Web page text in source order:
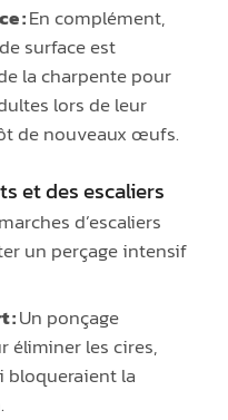
:En complément,
surface est
la charpente pour
lors de leur
de nouveaux œufs.
et des escaliers
d’escaliers
un perçage intensif
:Un ponçage
éliminer les cires,
la